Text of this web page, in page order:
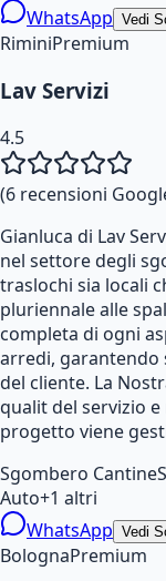
WhatsApp Vedi
RiminiPremium
Lav Servizi
4.5
(6 recensioni
Gianluca di Lav
nel settore degli
traslochi sia locali
pluriennale alle
completa di ogni
arredi, garantendo
del cliente. La
qualit del servizio
progetto viene
Sgombero Cantine
Auto+1 altri
WhatsApp Vedi
BolognaPremium